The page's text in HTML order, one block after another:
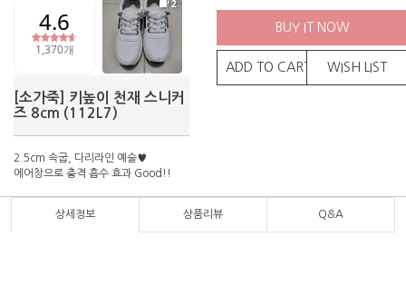
[소가죽] 키높이 천재 스니커
즈 8cm (112L7)
2.5cm 속굽, 다리라인 예술♥
에어창으로 충격 흡수 효과 Good!!
BUY IT NOW
ADD TO CART WISH LIST
상세정보 상품리뷰 Q&A